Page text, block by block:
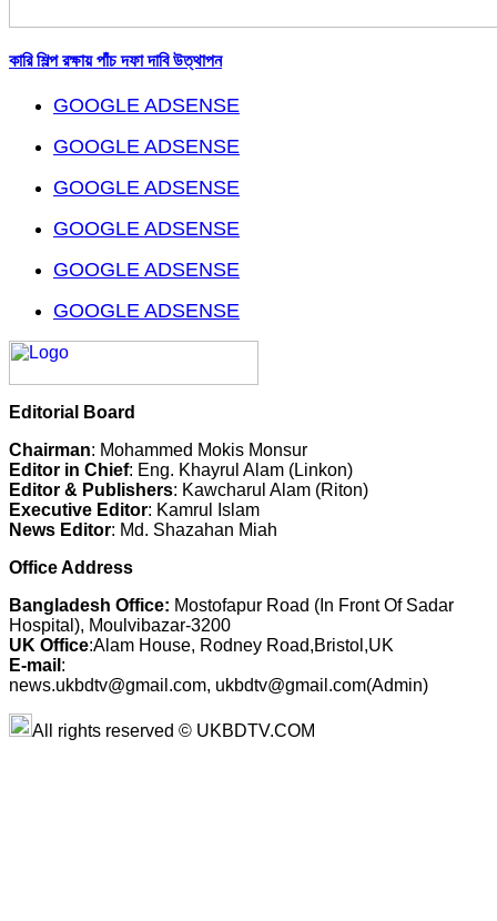
কারি শিল্প রক্ষায় পাঁচ দফা দাবি উত্থাপন
GOOGLE ADSENSE
GOOGLE ADSENSE
GOOGLE ADSENSE
GOOGLE ADSENSE
GOOGLE ADSENSE
GOOGLE ADSENSE
Editorial Board
Chairman: Mohammed Mokis Monsur
Editor in Chief: Eng. Khayrul Alam (Linkon)
Editor & Publishers: Kawcharul Alam (Riton)
Executive Editor: Kamrul Islam
News Editor: Md. Shazahan Miah
Office Address
Bangladesh Office: Mostofapur Road (In Front Of Sadar
Hospital), Moulvibazar-3200
UK Office:Alam House, Rodney Road,Bristol,UK
E-mail :
news.ukbdtv@gmail.com, ukbdtv@gmail.com(Admin)
All rights reserved © UKBDTV.COM